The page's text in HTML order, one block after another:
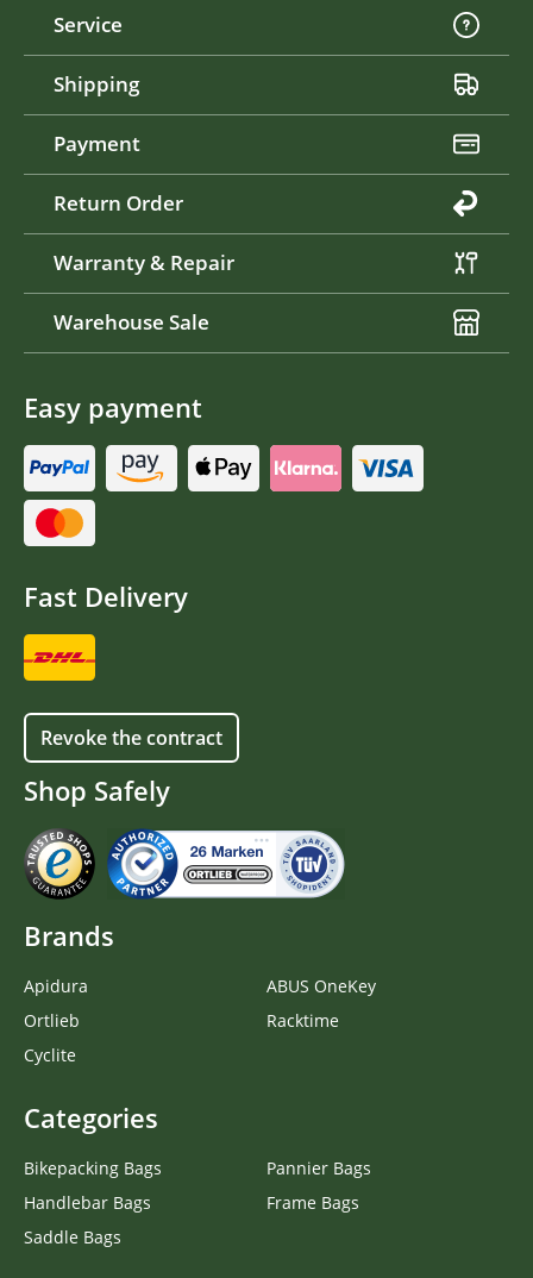
Service
Shipping
Payment
Return Order
Warranty & Repair
Warehouse Sale
Easy payment
Fast Delivery
Revoke the contract
Shop Safely
Brands
Apidura
Ortlieb
Cyclite
ABUS OneKey
Racktime
Categories
Bikepacking Bags
Handlebar Bags
Saddle Bags
Pannier Bags
Frame Bags